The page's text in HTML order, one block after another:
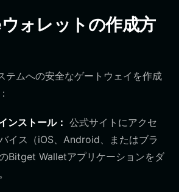
ォレットの作成方
テムへの安全なゲートウェイを作成
ンストール： 公式サイトにアクセ
イス（iOS、Android、またはブラ
Bitget Walletアプリケーションをダ